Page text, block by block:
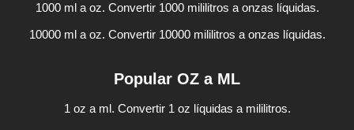
1000 ml a oz. Convertir 1000 mililitros a onzas líquidas.
10000 ml a oz. Convertir 10000 mililitros a onzas líquidas.
Popular OZ a ML
1 oz a ml. Convertir 1 oz líquidas a mililitros.